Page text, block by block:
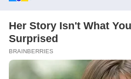
råkjøring. Grunnen? Jeg ler så tårene triller!